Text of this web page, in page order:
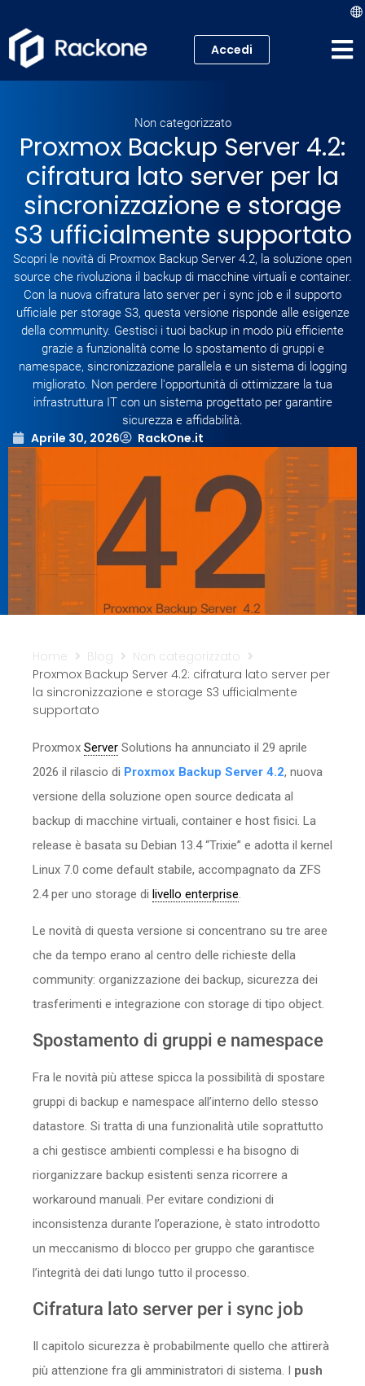
Cloud
Server
Proxmox VE
Mail
Academy
Sicurezza
Accedi
Non categorizzato
Proxmox Backup Server 4.2:
cifratura lato server per la
sincronizzazione e storage
S3 ufficialmente supportato
Scopri le novità di Proxmox Backup Server 4.2, la soluzione open
source che rivoluziona il backup di macchine virtuali e container.
Con la nuova cifratura lato server per i sync job e il supporto
ufficiale per storage S3, questa versione risponde alle esigenze
della community. Gestisci i tuoi backup in modo più efficiente
grazie a funzionalità come lo spostamento di gruppi e
namespace, sincronizzazione parallela e un sistema di logging
migliorato. Non perdere l'opportunità di ottimizzare la tua
infrastruttura IT con un sistema progettato per garantire
sicurezza e affidabilità.
Aprile 30, 2026 RackOne.it
Home Blog
Non categorizzato
Proxmox Backup Server 4.2: cifratura lato server per
la sincronizzazione e storage S3 ufficialmente
supportato
Proxmox Server Solutions ha annunciato il 29 aprile
2026 il rilascio di Proxmox Backup Server 4.2, nuova
versione della soluzione open source dedicata al
backup di macchine virtuali, container e host fisici. La
release è basata su Debian 13.4 “Trixie” e adotta il kernel
Linux 7.0 come default stabile, accompagnato da ZFS
2.4 per uno storage di livello enterprise.
Le novità di questa versione si concentrano su tre aree
che da tempo erano al centro delle richieste della
community: organizzazione dei backup, sicurezza dei
trasferimenti e integrazione con storage di tipo object.
Spostamento di gruppi e namespace
Fra le novità più attese spicca la possibilità di spostare
gruppi di backup e namespace all’interno dello stesso
datastore. Si tratta di una funzionalità utile soprattutto
a chi gestisce ambienti complessi e ha bisogno di
riorganizzare backup esistenti senza ricorrere a
workaround manuali. Per evitare condizioni di
inconsistenza durante l’operazione, è stato introdotto
un meccanismo di blocco per gruppo che garantisce
l’integrità dei dati lungo tutto il processo.
Cifratura lato server per i sync job
Il capitolo sicurezza è probabilmente quello che attirerà
più attenzione fra gli amministratori di sistema. I push